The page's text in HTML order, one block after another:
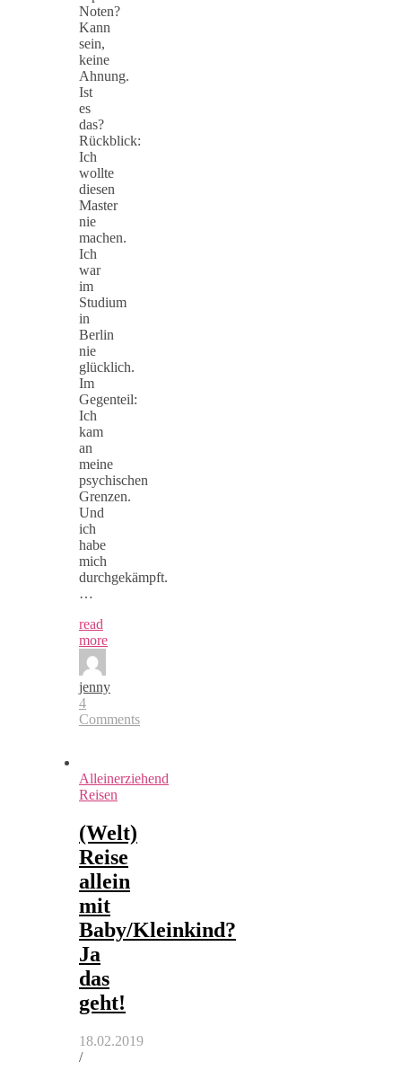
Noten?
Kann
sein,
keine
Ahnung.
Ist
es
das?
Rückblick:
Ich
wollte
diesen
Master
nie
machen.
Ich
war
im
Studium
in
Berlin
nie
glücklich.
Im
Gegenteil:
Ich
kam
an
meine
psychischen
Grenzen.
Und
ich
habe
mich
durchgekämpft.
…
read
more
jenny
4
Comments
Alleinerziehend
Reisen
(Welt)
Reise
allein
mit
Baby/Kleinkind?
Ja
das
geht!
18.02.2019
/